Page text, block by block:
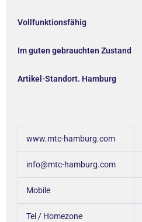
Vollfunktionsfähig
Im guten gebrauchten Zustand
Artikel-Standort. Hamburg
www.mtc-hamburg.com
info@mtc-hamburg.com
Mobile
Tel / Homezone